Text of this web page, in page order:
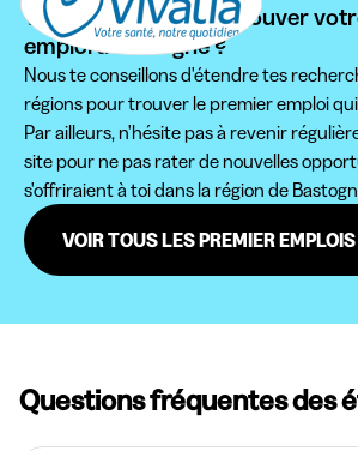
Vous ne pouvez pas trouver
emploi à Bastogne ?
Nous te conseillons d'étendre tes
régions pour trouver le premier emploi
Par ailleurs, n'hésite pas à revenir
site pour ne pas rater de nouvelles
s'offriraient à toi dans la région de
VOIR TOUS LES PREMIER EMPLOIS
Questions fréquentes des